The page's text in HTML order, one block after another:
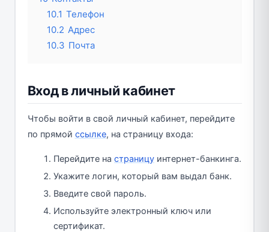
10.1 Телефон
10.2 Адрес
10.3 Почта
Вход в личный кабинет
Чтобы войти в свой личный кабинет, перейдите
по прямой ссылке, на страницу входа:
Перейдите на страницу интернет-банкинга.
Укажите логин, который вам выдал банк.
Введите свой пароль.
Используйте электронный ключ или
сертификат.